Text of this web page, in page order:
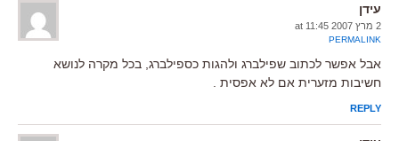
עידן
2 מרץ 2007 at 11:45
PERMALINK
אבל אפשר לכתוב שפילברג ולהגות כספילברג, בכל מקרה לנושא
חשיבות מזערית אם לא אפסית .
REPLY